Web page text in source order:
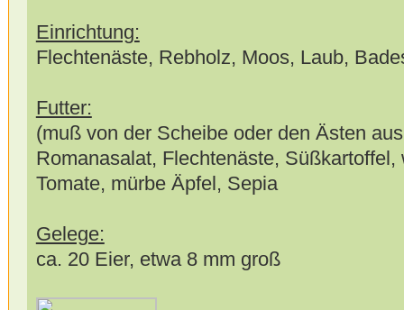
Einrichtung:
Flechtenäste, Rebholz, Moos, Laub,
Futter:
(muß von der Scheibe oder den Ästen
Romanasalat, Flechtenäste,
Tomate, mürbe Äpfel, Sepia
Gelege:
ca. 20 Eier, etwa 8 mm groß